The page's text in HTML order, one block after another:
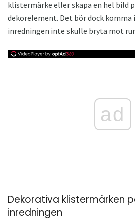
klistermärke eller skapa en hel bild
dekorelement. Det bör dock
inredningen inte skulle bryta mot
ad
Dekorativa klistermärken
inredningen